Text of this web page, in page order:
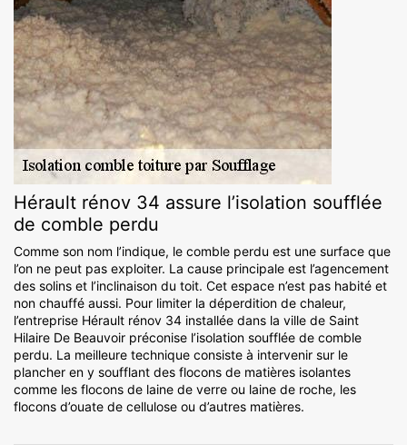
Hérault rénov 34 assure l’isolation soufflée
de comble perdu
Comme son nom l’indique, le comble perdu est une surface que
l’on ne peut pas exploiter. La cause principale est l’agencement
des solins et l’inclinaison du toit. Cet espace n’est pas habité et
non chauffé aussi. Pour limiter la déperdition de chaleur,
l’entreprise Hérault rénov 34 installée dans la ville de Saint
Hilaire De Beauvoir préconise l’isolation soufflée de comble
perdu. La meilleure technique consiste à intervenir sur le
plancher en y soufflant des flocons de matières isolantes
comme les flocons de laine de verre ou laine de roche, les
flocons d’ouate de cellulose ou d’autres matières.